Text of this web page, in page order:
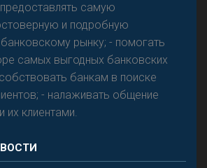
самую
и подробную
рынку; - помогать
самых выгодных банковских
банкам в поиске
- налаживать общение
клиентами.